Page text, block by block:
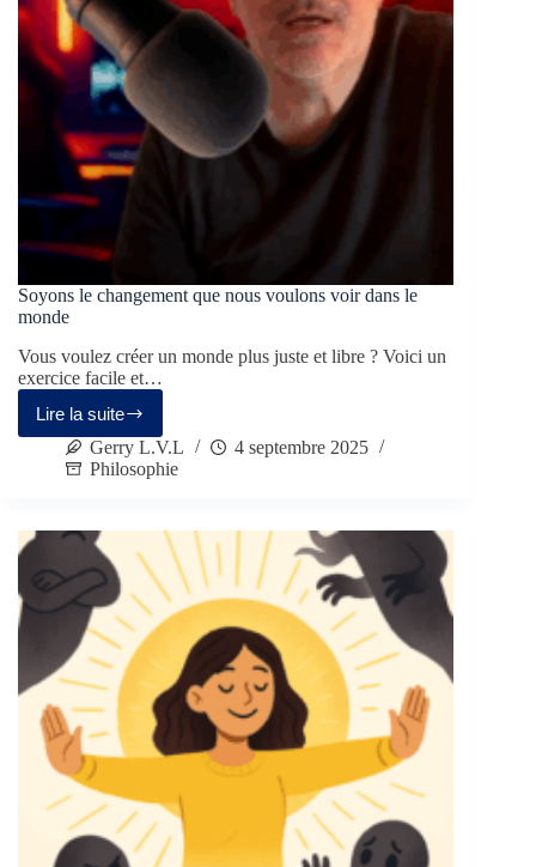
Soyons le changement que nous voulons voir dans le
monde
Vous voulez créer un monde plus juste et libre ? Voici un
exercice facile et…
Lire la suite
Gerry L.V.L
4 septembre 2025
Philosophie